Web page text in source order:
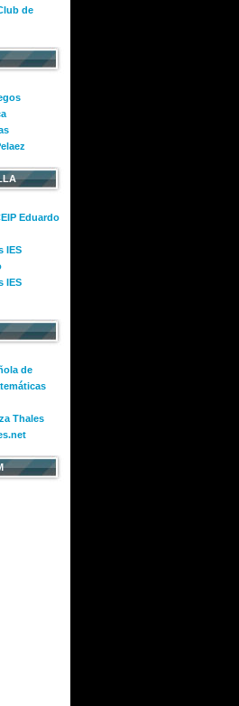
de
Eduardo
IES
IES
de
Thales